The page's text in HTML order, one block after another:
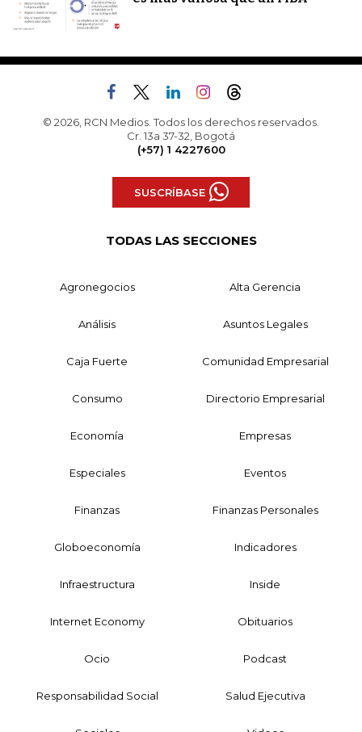
© 2026, RCN Medios. Todos los derechos reservados.
Cr. 13a 37-32, Bogotá
(+57) 1 4227600
SUSCRÍBASE
TODAS LAS SECCIONES
Agronegocios Alta Gerencia
Análisis Asuntos Legales
Caja Fuerte Comunidad Empresarial
Consumo Directorio Empresarial
Economía Empresas
Especiales Eventos
Finanzas Finanzas Personales
Globoeconomía Indicadores
Infraestructura Inside
Internet Economy Obituarios
Ocio Podcast
Responsabilidad Social Salud Ejecutiva